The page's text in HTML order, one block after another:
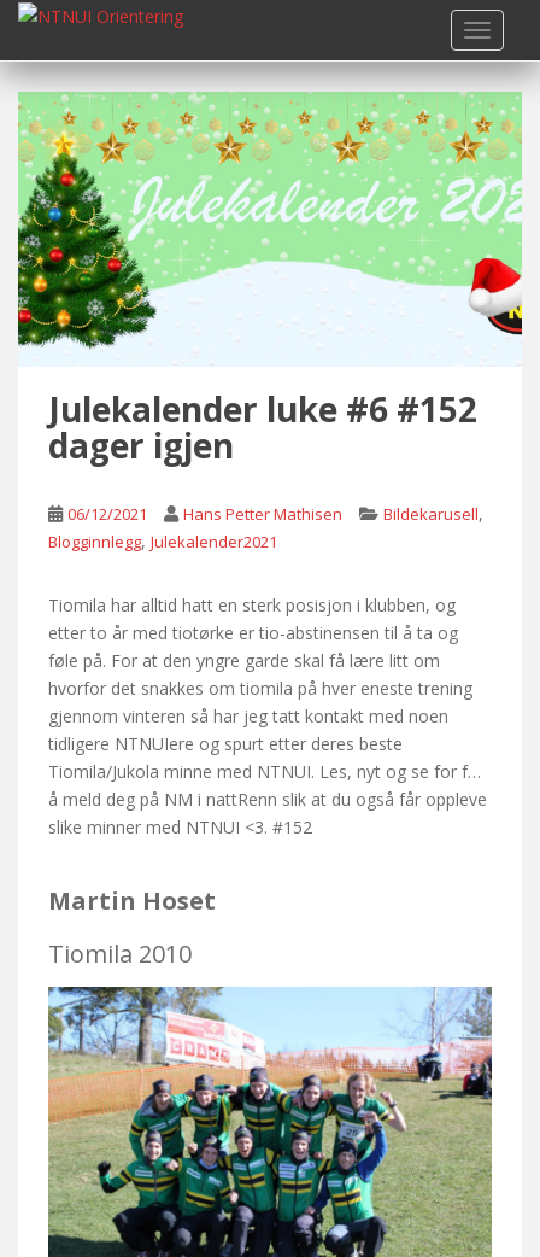
i
Julekalender luke #6 #152
dager igjen
06/12/2021 Hans Petter Mathisen Bildekarusell,
Blogginnlegg, Julekalender2021
Tiomila har alltid hatt en sterk posisjon i klubben, og
etter to år med tiotørke er tio-abstinensen til å ta og
føle på. For at den yngre garde skal få lære litt om
hvorfor det snakkes om tiomila på hver eneste trening
gjennom vinteren så har jeg tatt kontakt med noen
tidligere NTNUIere og spurt etter deres beste
Tiomila/Jukola minne med NTNUI. Les, nyt og se for f…
å meld deg på NM i nattRenn slik at du også får oppleve
slike minner med NTNUI <3. #152
Martin Hoset
Tiomila 2010